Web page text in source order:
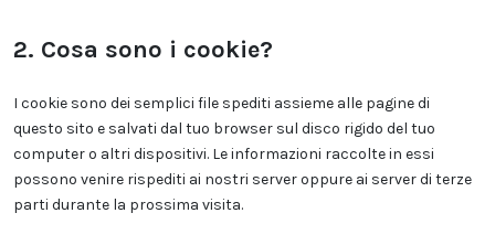
2. Cosa sono i cookie?
I cookie sono dei semplici file spediti assieme alle pagine di
questo sito e salvati dal tuo browser sul disco rigido del tuo
computer o altri dispositivi. Le informazioni raccolte in essi
possono venire rispediti ai nostri server oppure ai server di terze
parti durante la prossima visita.